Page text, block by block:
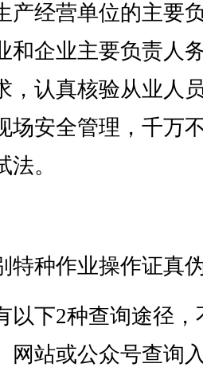
产经营单位的主要
和企业主要负责人
，认真核验从业人
场安全管理，千万
。
种作业操作证真
下2种查询途径，
网站或公众号查询